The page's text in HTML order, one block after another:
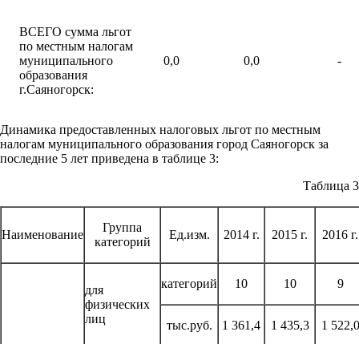
ВСЕГО сумма льгот
по местным налогам
муниципального
образования
г.Саяногорск:
0,0 0,0 -
Динамика предоставленных налоговых льгот по местным
налогам муниципального образования город Саяногорск за
последние 5 лет приведена в таблице 3:
Таблица 3
Наименование
Группа
категорий
Ед.изм. 2014 г. 2015 г. 2016 г.
для
физических
лиц
категорий 10 10 9
тыс.руб. 1 361,4 1 435,3 1 522,0